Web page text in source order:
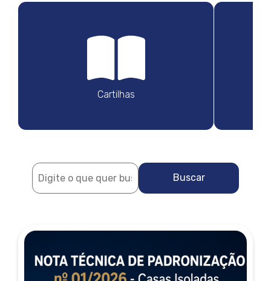
Cartilhas